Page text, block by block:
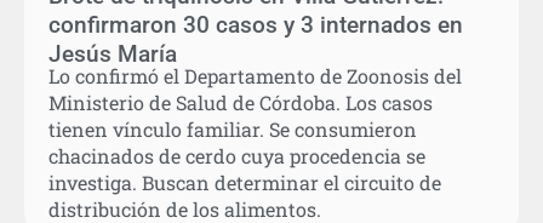
confirmaron 30 casos y 3 internados en
Jesús María
Lo confirmó el Departamento de Zoonosis del
Ministerio de Salud de Córdoba. Los casos
tienen vínculo familiar. Se consumieron
chacinados de cerdo cuya procedencia se
investiga. Buscan determinar el circuito de
distribución de los alimentos.